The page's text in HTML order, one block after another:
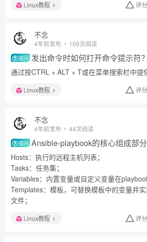
Linux教程 评分
不念
4年前发布 109次阅读
提问 发出命令时如何打开命令提示符？
通过按CTRL + ALT + T或在菜单搜索栏中提
Linux教程 评分
不念
4年前发布 44次阅读
提问 Ansible-playbook的核心组成部分
Hosts：执行的远程主机列表；
Tasks：任务集；
Variables：内置变量或自定义变量在
Templates：模板，可替换模板中的变量并
文件；
Linux教程 评分